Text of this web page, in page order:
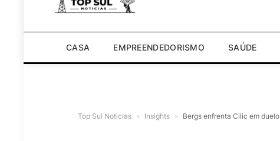
CASA EMPREENDEDORISMO SAÚDE
Top Sul Noticias » Insights » Bergs enfrenta Cilic em duelo